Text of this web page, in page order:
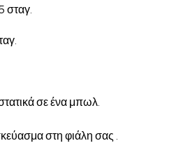
σταγ.
σε ένα μπωλ.
στη φιάλη σας .